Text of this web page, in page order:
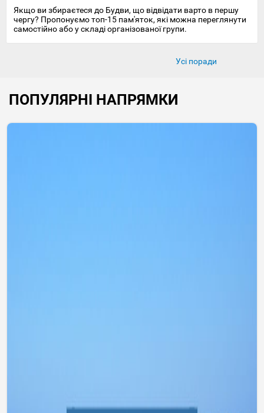
Якщо ви збираєтеся до Будви, що відвідати варто в першу
чергу? Пропонуємо топ-15 пам'яток, які можна переглянути
самостійно або у складі організованої групи.
Усі поради
ПОПУЛЯРНІ НАПРЯМКИ